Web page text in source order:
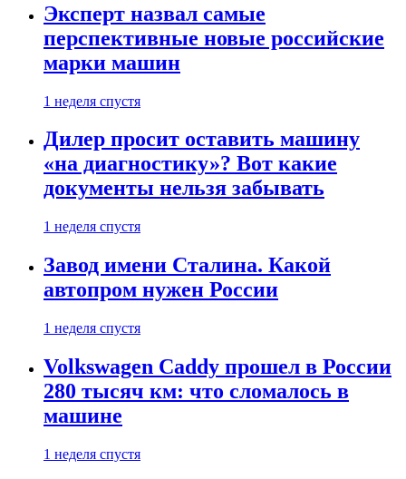
Эксперт назвал самые
перспективные новые российские
марки машин
1 неделя спустя
Дилер просит оставить машину
«на диагностику»? Вот какие
документы нельзя забывать
1 неделя спустя
Завод имени Сталина. Какой
автопром нужен России
1 неделя спустя
Volkswagen Caddy прошел в России
280 тысяч км: что сломалось в
машине
1 неделя спустя